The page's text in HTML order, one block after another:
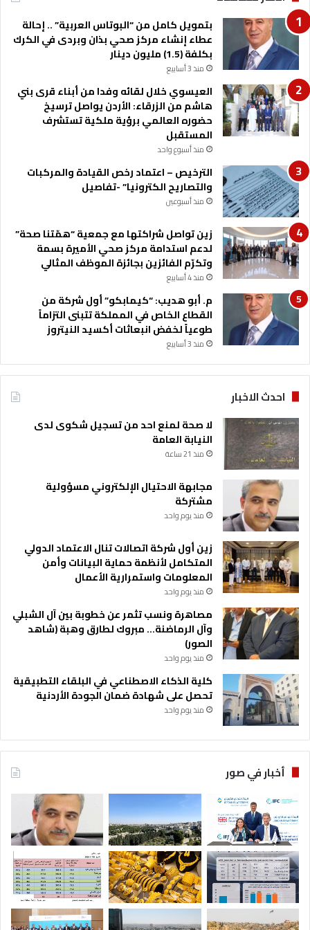
ن
ذ
ب
د
ا
ي
ة
ا
ل
ا
م
بتمويل كامل من “البوتاس العربية” .. إحالة
عطاء إنشاء مركز صحي بذان وبردى في الكرك
بكلفة (1.5) مليون دينار
منذ 3 أسابيع
العيسوي خلال لقائه وفدا من أبناء قرى بني
هاشم من الزرقاء: الأردن يواصل ترسيخ
حضوره العالمي برؤية ملكية تستشرف
المستقبل
منذ أسبوع واحد
الترخيص – اعتماد رخص القيادة والمركبات
والتصاريح الكترونيا” -تفاصيل
منذ أسبوعين
زين تواصل شراكتها مع جمعية “همّتنا صحة”
لدعم استدامة مركز صحي الأميرة بسمة
وتكرّم الفائزين بجائزة الموظف المثالي
منذ 4 أسابيع
م. أبو هديب: “كيمابكو” أول شركة من
القطاع الخاص في المملكة تتبنى التزاماً
طوعياً لخفض انبعاثات أكسيد النيتروز
منذ 3 أسابيع
احدث الاخبار
لا صحة لمنع احد من تسجيل شكوى لدى
النيابة العامة
منذ 21 ساعة
مجابهة الاحتيال الإلكتروني مسؤولية
مشتركة
منذ يوم واحد
زين أول شركة اتصالات تنال الاعتماد الدولي
المتكامل لأنظمة حماية البيانات وأمن
المعلومات واستمرارية الأعمال
منذ يوم واحد
مصاهرة ونسب تثمر عن خطوبة بين آل الشبلي
وآل الرماضنة… مبروك لطارق وهبة (شاهد
الصور)
منذ يوم واحد
كلية الذكاء الاصطناعي في البلقاء التطبيقية
تحصل على شهادة ضمان الجودة الأردنية
منذ يوم واحد
أخبار في صور